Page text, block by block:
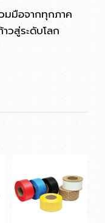
มมือจากทุกภาค
วสู่ระดับโลก